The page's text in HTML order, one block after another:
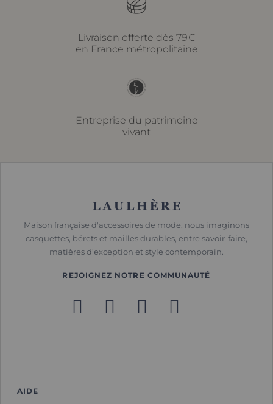
Livraison offerte dès 79€
en France métropolitaine
Entreprise du patrimoine
vivant
Maison française d'accessoires de mode, nous imaginons
casquettes, bérets et mailles durables, entre savoir-faire,
matières d'exception et style contemporain.
REJOIGNEZ NOTRE COMMUNAUTÉ
AIDE